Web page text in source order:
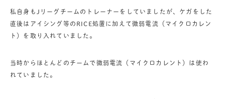
私自身もJリーグチームのトレーナーをしていましたが、ケガをした
直後はアイシング等のRICE処置に加えて微弱電流（マイクロカレン
ト）を取り入れていました。
当時からほとんどのチームで微弱電流（マイクロカレント）は使わ
れていました。